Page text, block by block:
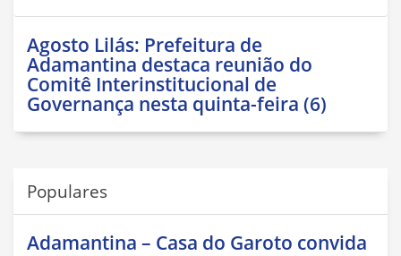
Agosto Lilás: Prefeitura de
Adamantina destaca reunião do
Comitê Interinstitucional de
Governança nesta quinta-feira (6)
Populares
Adamantina – Casa do Garoto convida